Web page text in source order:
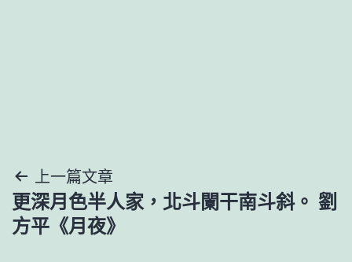
文
章
上一篇文章
更深月色半人家，北斗闌干南斗斜。 劉
方平《月夜》